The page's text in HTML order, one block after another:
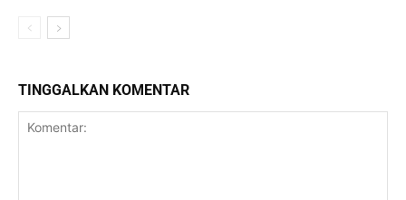
TINGGALKAN KOMENTAR